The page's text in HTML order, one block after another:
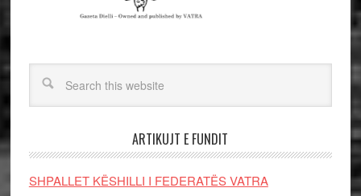
ARTIKUJT E FUNDIT
SHPALLET KËSHILLI I FEDERATËS VATRA